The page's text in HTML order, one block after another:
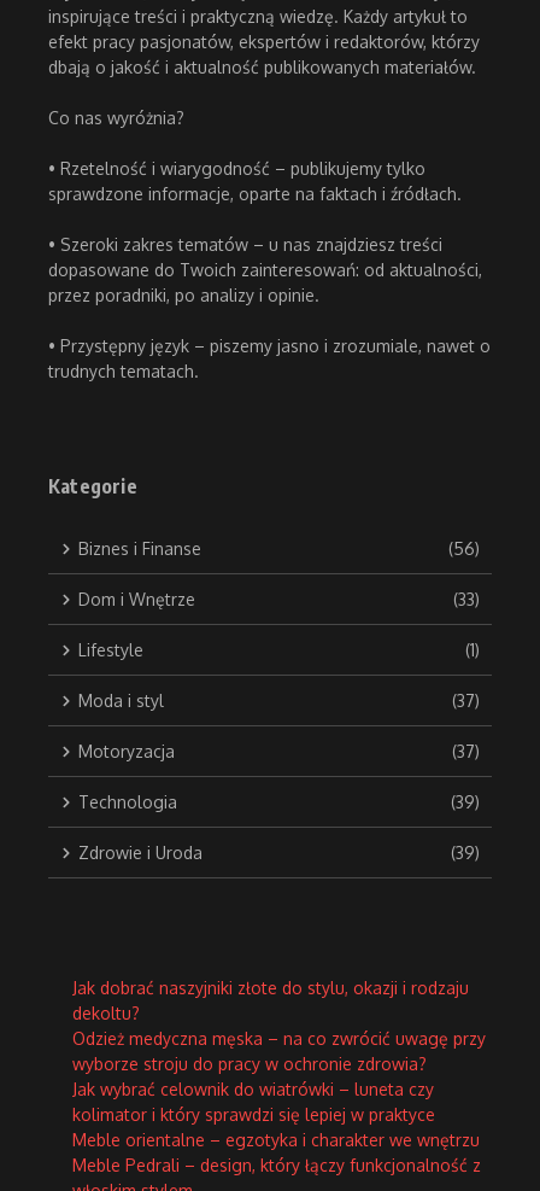
inspirujące treści i praktyczną wiedzę. Każdy artykuł to
efekt pracy pasjonatów, ekspertów i redaktorów, którzy
dbają o jakość i aktualność publikowanych materiałów.
Co nas wyróżnia?
• Rzetelność i wiarygodność – publikujemy tylko
sprawdzone informacje, oparte na faktach i źródłach.
• Szeroki zakres tematów – u nas znajdziesz treści
dopasowane do Twoich zainteresowań: od aktualności,
przez poradniki, po analizy i opinie.
• Przystępny język – piszemy jasno i zrozumiale, nawet o
trudnych tematach.
Kategorie
Biznes i Finanse (56)
Dom i Wnętrze (33)
Lifestyle (1)
Moda i styl (37)
Motoryzacja (37)
Technologia (39)
Zdrowie i Uroda (39)
Jak dobrać naszyjniki złote do stylu, okazji i rodzaju
dekoltu?
Odzież medyczna męska – na co zwrócić uwagę przy
wyborze stroju do pracy w ochronie zdrowia?
Jak wybrać celownik do wiatrówki – luneta czy
kolimator i który sprawdzi się lepiej w praktyce
Meble orientalne – egzotyka i charakter we wnętrzu
Meble Pedrali – design, który łączy funkcjonalność z